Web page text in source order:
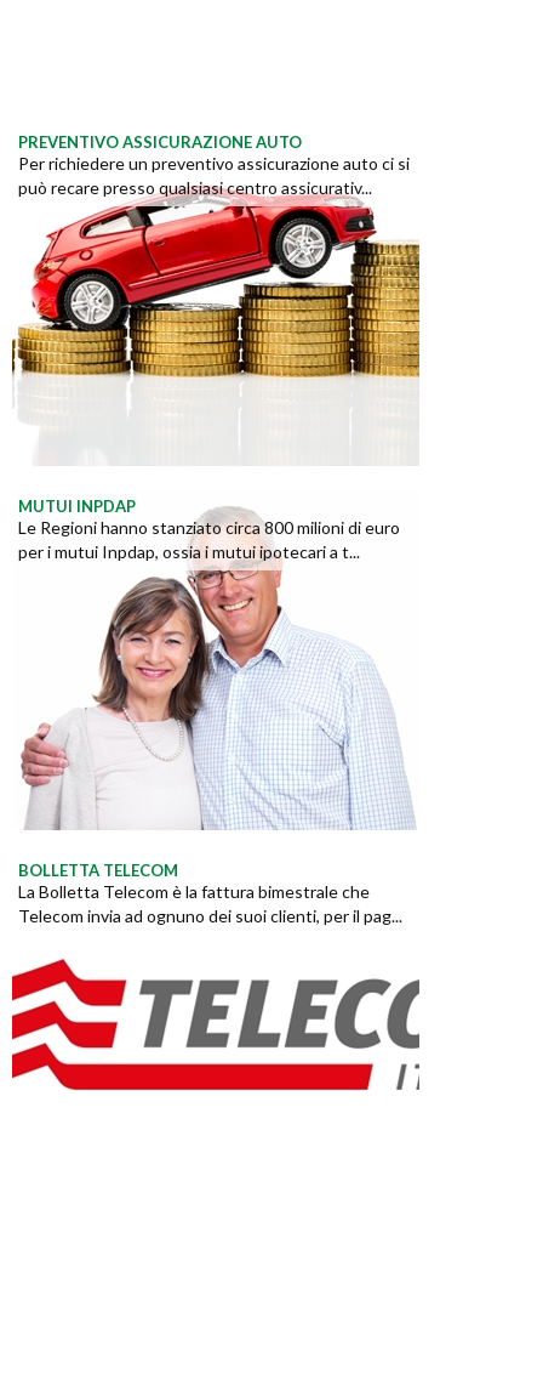
PREVENTIVO ASSICURAZIONE AUTO
Per richiedere un preventivo assicurazione auto ci si
può recare presso qualsiasi centro assicurativ...
MUTUI INPDAP
Le Regioni hanno stanziato circa 800 milioni di euro
per i mutui Inpdap, ossia i mutui ipotecari a t...
BOLLETTA TELECOM
La Bolletta Telecom è la fattura bimestrale che
Telecom invia ad ognuno dei suoi clienti, per il pag...